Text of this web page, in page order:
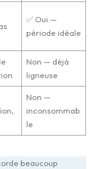
✅ Oui —
période idéale
Non — déjà
ligneuse
Non —
inconsommab
le
beaucoup